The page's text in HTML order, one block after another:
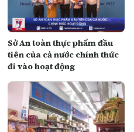
Sở An toàn thực phẩm đầu
tiên của cả nước chính thức
đi vào hoạt động